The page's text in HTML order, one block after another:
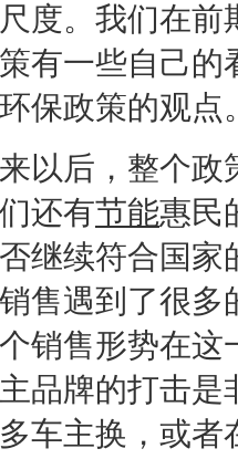
度。我们在
有一些自己
环保政策的观点
以后，整个
还有节能惠民
继续符合国
售遇到了很
销售形势在
品牌的打击
车主换，或